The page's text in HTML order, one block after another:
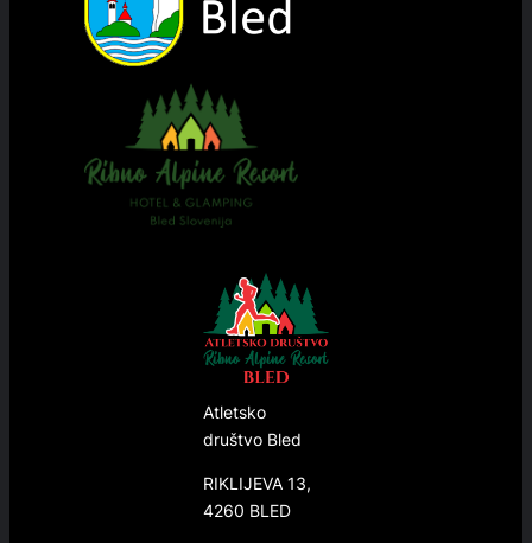
Atletsko
društvo Bled
RIKLIJEVA 13,
4260 BLED